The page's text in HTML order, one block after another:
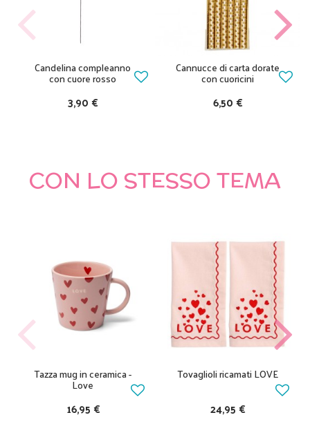
Candelina compleanno
con cuore rosso
3,90 €
Cannucce di carta dorate
con cuoricini
6,50 €
CON LO STESSO TEMA
Tazza mug in ceramica -
Love
16,95 €
Tovaglioli ricamati LOVE
24,95 €